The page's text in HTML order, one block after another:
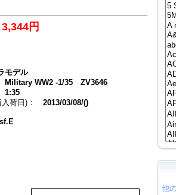
3,344円
モデル
Military WW2 -1/35 ZV3646
1:35
入荷日)：2013/03/08/()
他